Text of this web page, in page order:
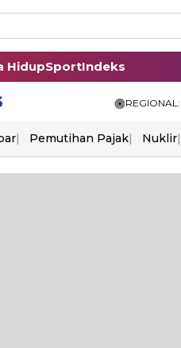
HidupSportIndeks
REGIONAL:
Pemutihan Pajak Nuklir